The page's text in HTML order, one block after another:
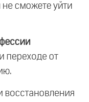
сможете уйти
переходе от
восстановления